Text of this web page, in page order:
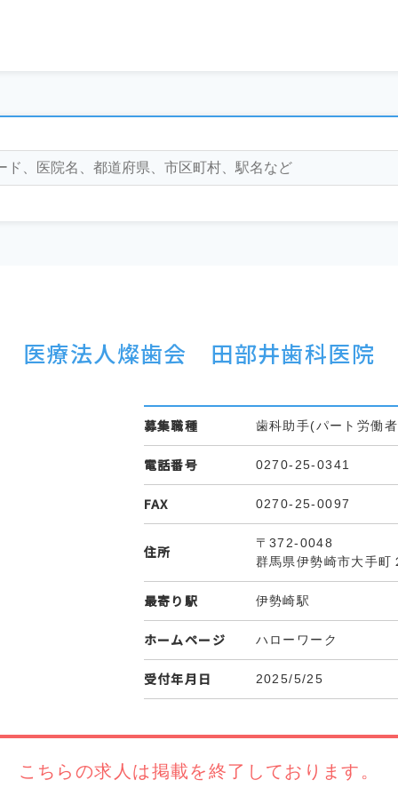
医療法人燦歯会 田部井歯科医院
募集職種 歯科助手(パート労働
電話番号 0270-25-0341
FAX 0270-25-0097
住所
〒372-0048
群馬県伊勢崎市大手町
最寄り駅 伊勢崎駅
ホームページ ハローワーク
受付年月日 2025/5/25
こちらの求人は掲載を終了しております。